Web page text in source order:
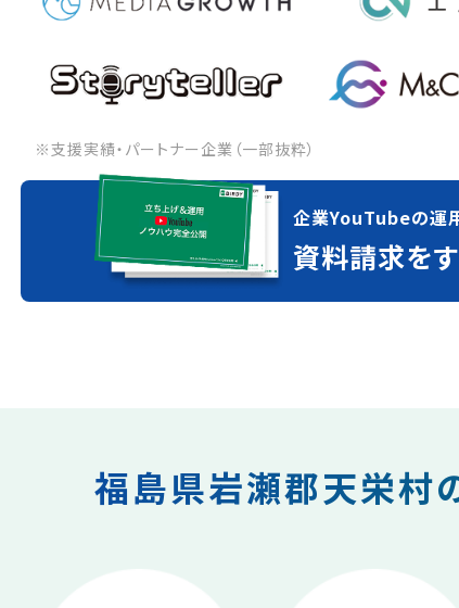
※支援実績・パートナー企業（一部抜粋）
企業YouTubeの運
資料請求を
福島県岩瀬郡天栄村